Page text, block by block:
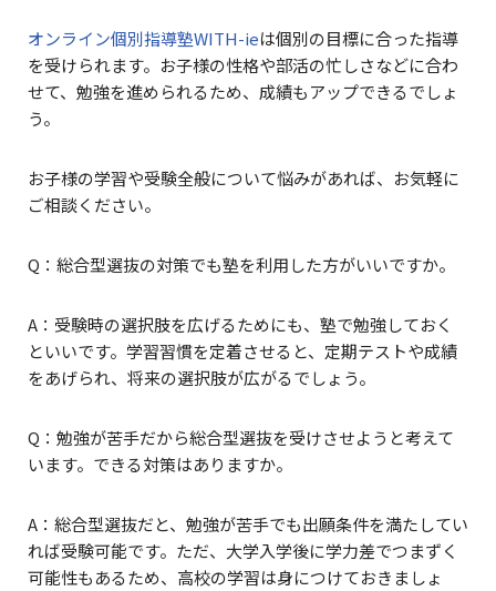
オンライン個別指導塾WITH-ieは個別の目標に合った指導
を受けられます。お子様の性格や部活の忙しさなどに合わ
せて、勉強を進められるため、成績もアップできるでしょ
う。
お子様の学習や受験全般について悩みがあれば、お気軽に
ご相談ください。
Q：総合型選抜の対策でも塾を利用した方がいいですか。
A：受験時の選択肢を広げるためにも、塾で勉強しておく
といいです。学習習慣を定着させると、定期テストや成績
をあげられ、将来の選択肢が広がるでしょう。
Q：勉強が苦手だから総合型選抜を受けさせようと考えて
います。できる対策はありますか。
A：総合型選抜だと、勉強が苦手でも出願条件を満たしてい
れば受験可能です。ただ、大学入学後に学力差でつまずく
可能性もあるため、高校の学習は身につけておきましょ